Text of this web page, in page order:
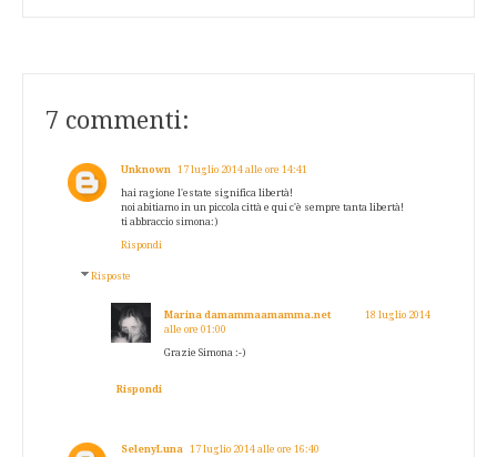
7 commenti:
Unknown 17 luglio 2014 alle ore 14:41
hai ragione l'estate significa libertà!
noi abitiamo in un piccola città e qui c'è sempre tanta libertà!
ti abbraccio simona:)
Rispondi
Risposte
Marina damammaamamma.net
18 luglio 2014
alle ore 01:00
Grazie Simona :-)
Rispondi
SelenyLuna 17 luglio 2014 alle ore 16:40